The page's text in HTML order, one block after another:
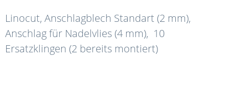
Linocut, Anschlagblech Standart (2 mm),
Anschlag für Nadelvlies (4 mm), 10
Ersatzklingen (2 bereits montiert)